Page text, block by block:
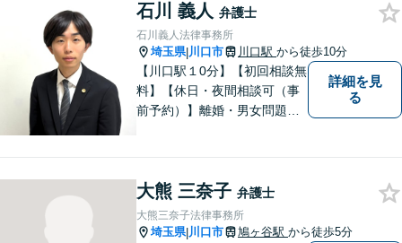
おります。私の一手が皆様の
手助けになれば幸いです。お
気軽にご相談ください。【年
中無休】
石川 義人 弁護士
石川義人法律事務所
埼玉県|川口市 川口駅 から徒歩10分
【川口駅１0分】【初回相談無
料】【休日・夜間相談可（事
前予約）】離婚・男女問題、
い、納得いただける解決を目
指します。
詳細を見
る
大熊 三奈子 弁護士
大熊三奈子法律事務所
埼玉県|川口市 鳩ヶ谷駅 から徒歩5分